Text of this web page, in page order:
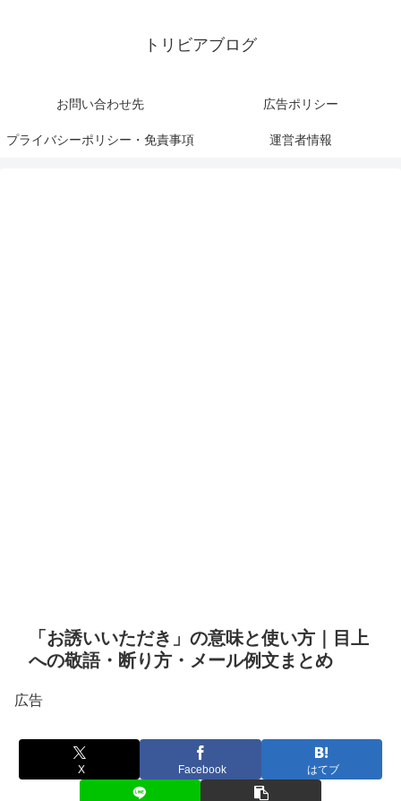
トリビアブログ
お問い合わせ先 広告ポリシー
プライバシーポリシー・免責事項 運営者情報
「お誘いいただき」の意味と使い方｜目上
への敬語・断り方・メール例文まとめ
広告
X Facebook はてブ